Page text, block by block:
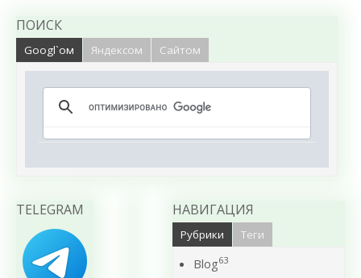
ПОИСК
Googl`ом Яндексом Сайтом
TELEGRAM НАВИГАЦИЯ
Рубрики Теги
Blog63